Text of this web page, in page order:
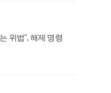
위법", 해제 명령